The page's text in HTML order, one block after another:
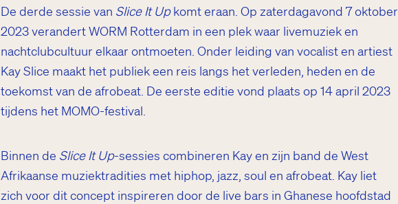
De derde sessie van Slice It Upkomt eraan. Op zaterdagavond 7 oktober
2023 verandert WORM Rotterdam in een plek waar livemuziek en
nachtclubcultuur elkaar ontmoeten. Onder leiding van vocalist en artiest
Kay Slice maakt het publiek een reis langs het verleden, heden en de
toekomst van de afrobeat. De eerste editie vond plaats op 14 april 2023
tijdens het MOMO-festival.
Binnen de Slice It Up-sessies combineren Kay en zijn band de West
Afrikaanse muziektradities met hiphop, jazz, soul en afrobeat. Kay liet
zich voor dit concept inspireren door de live bars in Ghanese hoofdstad